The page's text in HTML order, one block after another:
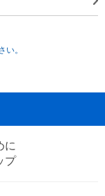
い。
に
プ